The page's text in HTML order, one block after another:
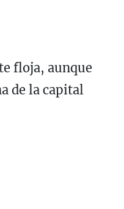
floja, aunque
de la capital